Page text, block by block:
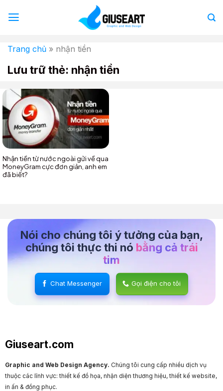
qua
Trang chủ » nhận tiền
Lưu trữ thẻ: nhận tiền
Nhận tiền từ nước ngoài gửi về qua
MoneyGram cực đơn giản, anh em
đã biết?
Nói cho chúng tôi ý tưởng của bạn,
chúng tôi thực thi nó bằng cả trái
tim
Chat Messenger Gọi điện cho tôi
Giuseart.com
Graphic and Web Design Agency. Chúng tôi cung cấp nhiều dịch vụ
thuộc các lĩnh vực: thiết kế đồ họa, nhận diện thương hiệu, thiết kế website,
in ấn & đồng phục.